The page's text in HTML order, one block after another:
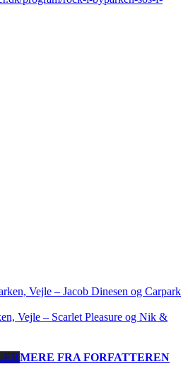
Vejle – Jacob Dinesen og Carpark
Vejle – Scarlet Pleasure og Nik &
MERE FRA FORFATTEREN